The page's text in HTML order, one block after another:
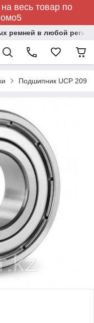
весь товар по
ремней в любой регион
Подшипник UCP 209